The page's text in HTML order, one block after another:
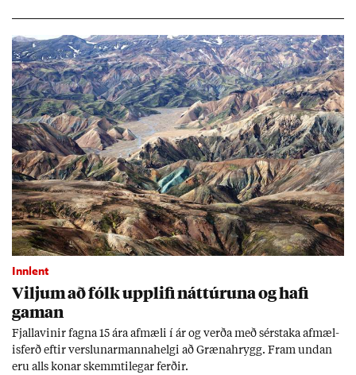
Innlent
Vilj­um að fólk upp­lifi nátt­úr­una og hafi
gam­an
Fjalla­vin­ir fagna 15 ára af­mæli í ár og verða með sér­staka af­mæl­
is­ferð eft­ir versl­un­ar­manna­helgi að Græna­hrygg. Fram und­an
eru alls kon­ar skemmti­leg­ar ferð­ir.